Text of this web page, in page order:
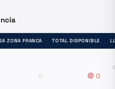
ZONA FRANCA TOTAL DISPONIBLE
0 🔴 0